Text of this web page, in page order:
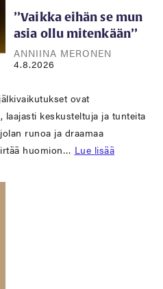
’’Vaikka eihän se mun
asia ollu mitenkään’’
ANNIINA MERONEN
4.8.2026
ovat
laajasti keskusteltuja ja tunteita
runoa ja draamaa
huomion… Lue lisää